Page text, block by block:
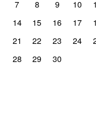
7
8 9 10
14
15 16 17
21
22 23 24
28
29 30